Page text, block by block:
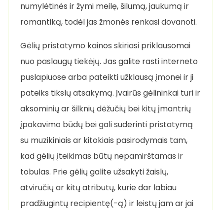
numylėtinės ir žymi meilę, šilumą, jaukumą ir
romantiką, todėl jas žmonės renkasi dovanoti.
Gėlių pristatymo kainos skiriasi priklausomai
nuo paslaugų tiekėjų. Jas galite rasti interneto
puslapiuose arba pateikti užklausą įmonei ir ji
pateiks tikslų atsakymą. Įvairūs gėlininkai turi ir
aksominių ar šilknių dėžučių bei kitų įmantrių
įpakavimo būdų bei gali suderinti pristatymą
su muzikiniais ar kitokiais pasirodymais tam,
kad gėlių įteikimas būtų nepamirštamas ir
tobulas. Prie gėlių galite užsakyti žaislų,
atviručių ar kitų atributų, kurie dar labiau
pradžiugintų recipientę(-ą) ir leistų jam ar jai